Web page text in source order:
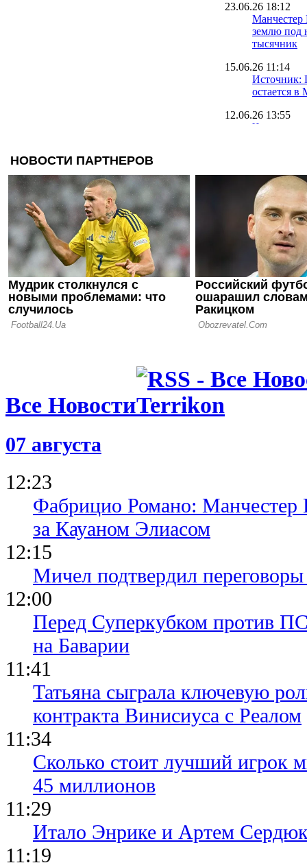
23.06.26 18:12
землю под
тысячник
15.06.26 11:14
Источник:
остается в
12.06.26 13:55
Что за
11.06.26 19:20
Домашнее
чемпиона
матчем
09.06.26 19:12
Стало
новым
Пэлас
Все Новости
07 августа
12:23
Фабрицио Романо: Манчестер
за Кауаном Элиасом
12:15
Мичел подтвердил
12:00
Перед Суперкубком против
на Баварии
11:41
Татьяна сыграла ключевую
контракта Винисиуса с Реалом
11:34
Сколько стоит лучший игрок
45 миллионов
11:29
Итало Энрике и Артем
11:19